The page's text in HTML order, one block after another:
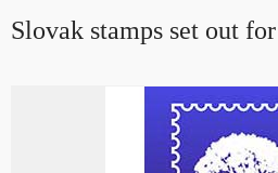
Slovak stamps set out